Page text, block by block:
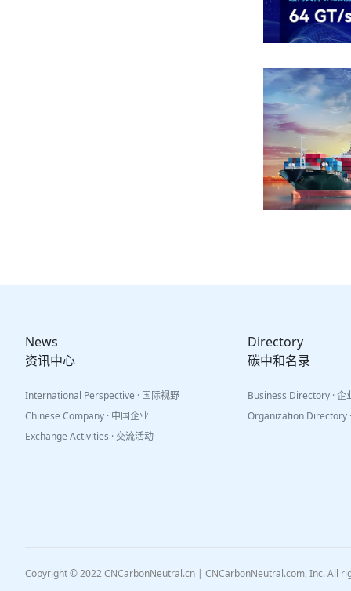
News
资讯中心
International Perspective · 国际视野
Chinese Company · 中国企业
Exchange Activities · 交流活动
Directory
碳中和名录
Business Directory · 企
Organization Directory
Copyright © 2022 CNCarbonNeutral.cn | CNCarbonNeutral.com, Inc. All